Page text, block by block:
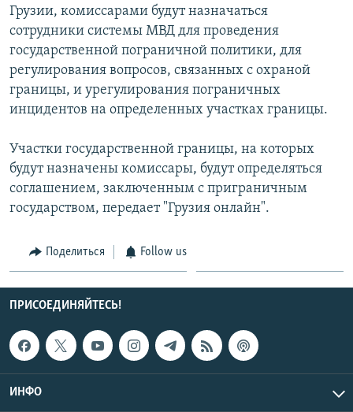
ОБЩЕСТВО
КУЛЬТУРА
СПОРТ
ГОСТЬ НЕДЕЛИ
ПОЗИЦИЯ
БЛОГИ
ВИДЕО
ФОТО
АУДИО
ПОДКАСТЫ
АРХИВ РАДИОПРОГРАММЫ
ПРИСОЕДИНЯЙТЕСЬ!
Грузии, комиссарами будут назначаться
сотрудники системы МВД для проведения
государственной пограничной политики, для
регулирования вопросов, связанных с охраной
границы, и урегулирования пограничных
инцидентов на определенных участках границы.
Участки государственной границы, на которых
будут назначены комиссары, будут определяться
соглашением, заключенным с приграничным
государством, передает "Грузия онлайн".
Поделиться Follow us
ПРИСОЕДИНЯЙТЕСЬ!
ИНФО